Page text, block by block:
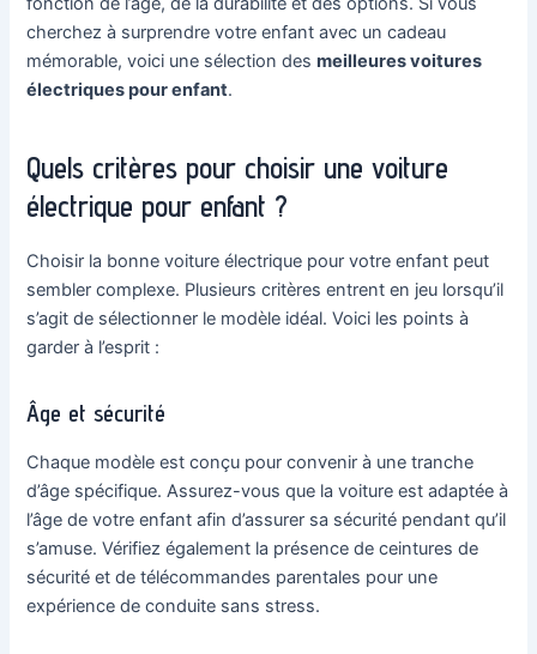
cherchez à surprendre votre enfant avec un cadeau
mémorable, voici une sélection desmeilleures voitures
électriques pour enfant.
Quels critères pour choisir une voiture
électrique pour enfant ?
Choisir la bonne voiture électrique pour votre enfant peut
sembler complexe. Plusieurs critères entrent en jeu lorsqu’il
s’agit de sélectionner le modèle idéal. Voici les points à
garder à l’esprit :
Âge et sécurité
Chaque modèle est conçu pour convenir à une tranche
d’âge spécifique. Assurez-vous que la voiture est adaptée à
l’âge de votre enfant afin d’assurer sa sécurité pendant qu’il
s’amuse. Vérifiez également la présence de ceintures de
sécurité et de télécommandes parentales pour une
expérience de conduite sans stress.